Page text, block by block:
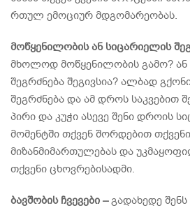
რთულ ემოციურ მდგომარეობას.
მოწყენილობის ან სიცარიელის
მხოლოდ მოწყენილობის გამო? ან
შეგრძნება შეგივსია? ალბად
შეგრძნება და ამ დროს საკვებით
პირი და კუჭი ასევე შენი დროის
მომენტში თქვენ შორდებით
მიზანმიმართულებას და
თქვენი ცხოვრებისადმი.
ბავშობის ჩვევები –გადახედე შენს